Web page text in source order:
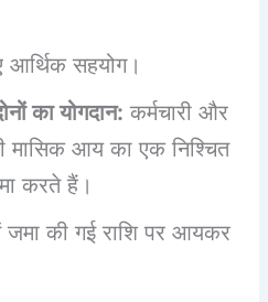
आर्थिक सहयोग।
का योगदान: कर्मचारी और
मासिक आय का एक निश्चित
करते हैं।
की गई राशि पर आयकर